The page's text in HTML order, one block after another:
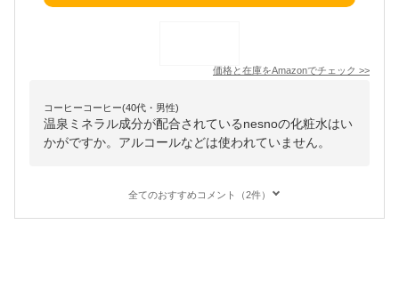
価格と在庫をAmazonでチェック >>
コーヒーコーヒー(40代・男性)
温泉ミネラル成分が配合されているnesnoの化粧水はい
かがですか。アルコールなどは使われていません。
全てのおすすめコメント（2件）